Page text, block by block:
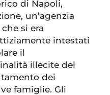
di Napoli,
un’agenzia
si era
intestati
il
illecite del
dei
famiglie. Gli